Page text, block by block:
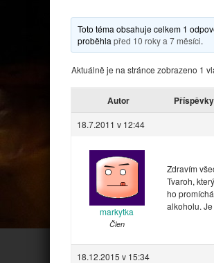
Toto téma obsahuje celkem 1
proběhlapřed 10 roky a 7 měsíci.
Aktuálně je na stránce zobrazeno 1
Autor Příspěvky
18.7.2011 v 12:44
markytka
Člen
Zdravím
Tvaroh,
ho
alkoholu.
18.12.2015 v 15:34